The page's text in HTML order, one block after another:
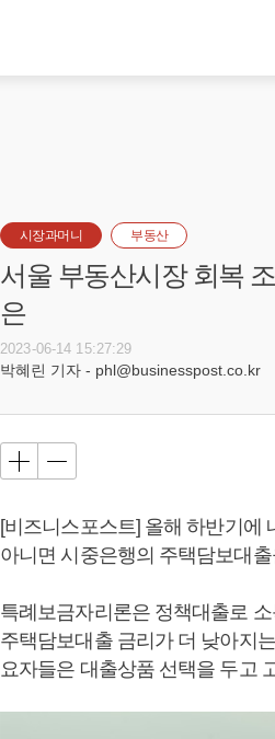
시장과머니 부동산
서울 부동산시장 회복
은
2023-06-14 15:27:29
박혜린 기자 - phl@businesspost.co.kr
[비즈니스포스트] 올해 하반기에
아니면 시중은행의 주택담보대
특례보금자리론은 정책대출로
주택담보대출 금리가 더 낮아지
요자들은 대출상품 선택을 두고